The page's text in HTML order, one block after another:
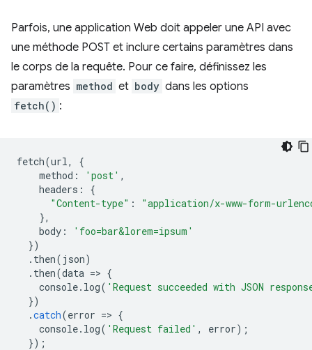
Parfois, une application Web doit appeler une API avec
une méthode POST et inclure certains paramètres dans
le corps de la requête. Pour ce faire, définissez les
paramètres method et body dans les options
fetch() :
fetch(url,
{
method : 'post' ,
headers :
{
"Content-type" :
"application/x-www-form-
},
body :
'foo=bar&lorem=ipsum'
})
. then( json)
. then(data => {
console. log( 'Request succeeded with JSON
})
.catch(error => {
console. log( 'Request failed' , error);
});